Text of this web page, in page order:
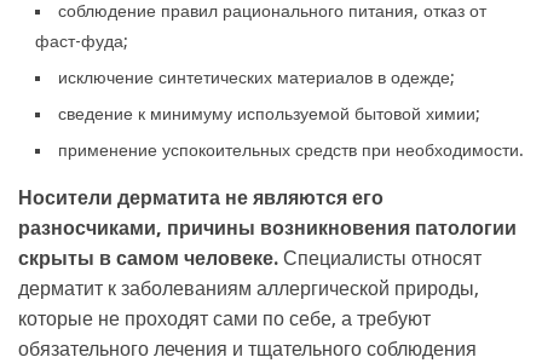
соблюдение правил рационального питания, отказ от
фаст-фуда;
исключение синтетических материалов в одежде;
сведение к минимуму используемой бытовой химии;
применение успокоительных средств при необходимости.
Носители дерматита не являются его
разносчиками, причины возникновения патологии
скрыты в самом человеке. Специалисты относят
дерматит к заболеваниям аллергической природы,
которые не проходят сами по себе, а требуют
обязательного лечения и тщательного соблюдения